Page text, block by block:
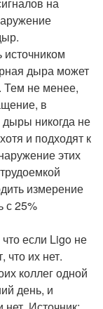
источником
дыра может
Тем не менее,
в
дыры никогда не
и подходят к
этих
измерение
с 25%
если Ligo не
что их нет.
коллег одной
день, и